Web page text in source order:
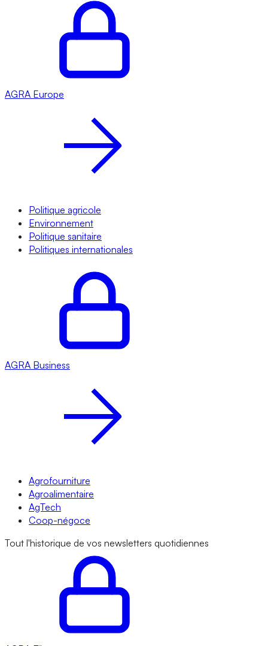
AGRA Europe
Politique agricole
Environnement
Politique sanitaire
Politiques internationales
AGRA Business
Agrofourniture
Agroalimentaire
AgTech
Coop-négoce
Tout l'historique de vos newsletters quotidiennes